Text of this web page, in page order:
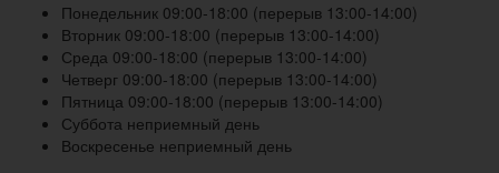
Понедельник 09:00-18:00 (перерыв 13:00-14:00)
Вторник 09:00-18:00 (перерыв 13:00-14:00)
Среда 09:00-18:00 (перерыв 13:00-14:00)
Четверг 09:00-18:00 (перерыв 13:00-14:00)
Пятница 09:00-18:00 (перерыв 13:00-14:00)
Суббота неприемный день
Воскресенье неприемный день